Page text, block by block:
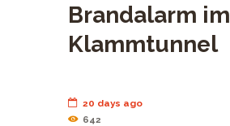
Brandalarm im
Klammtunnel
20 days ago
642